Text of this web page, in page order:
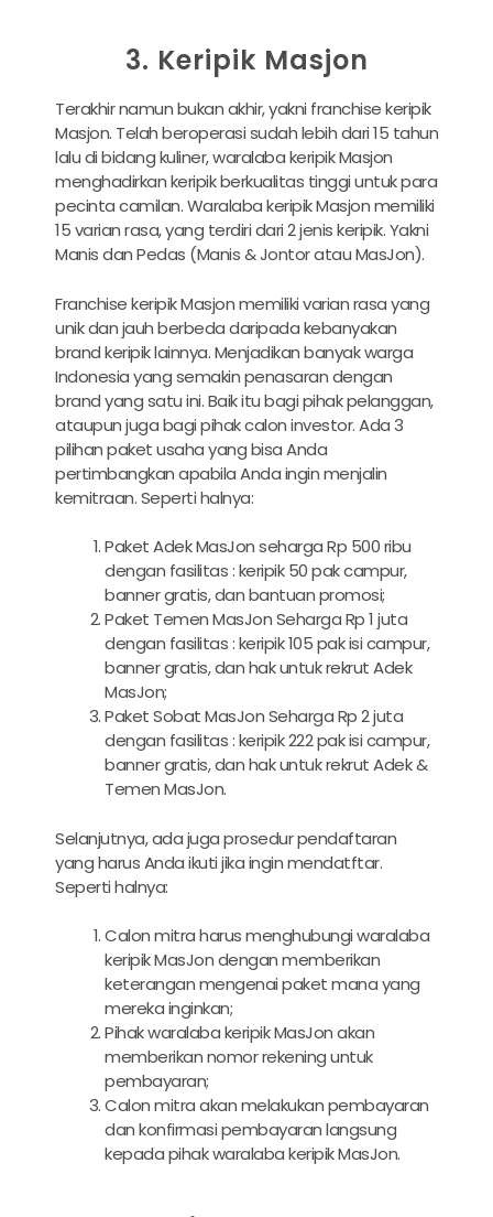
3. Keripik Masjon
Terakhir namun bukan akhir, yakni franchise keripik
Masjon. Telah beroperasi sudah lebih dari 15 tahun
lalu di bidang kuliner, waralaba keripik Masjon
menghadirkan keripik berkualitas tinggi untuk para
pecinta camilan. Waralaba keripik Masjon memiliki
15 varian rasa, yang terdiri dari 2 jenis keripik. Yakni
Manis dan Pedas (Manis & Jontor atau MasJon).
Franchise keripik Masjon memiliki varian rasa yang
unik dan jauh berbeda daripada kebanyakan
brand keripik lainnya. Menjadikan banyak warga
Indonesia yang semakin penasaran dengan
brand yang satu ini. Baik itu bagi pihak pelanggan,
ataupun juga bagi pihak calon investor. Ada 3
pilihan paket usaha yang bisa Anda
pertimbangkan apabila Anda ingin menjalin
kemitraan. Seperti halnya:
Paket Adek MasJon seharga Rp 500 ribu
dengan fasilitas : keripik 50 pak campur,
banner gratis, dan bantuan promosi;
Paket Temen MasJon Seharga Rp 1 juta
dengan fasilitas : keripik 105 pak isi campur,
banner gratis, dan hak untuk rekrut Adek
MasJon;
Paket Sobat MasJon Seharga Rp 2 juta
dengan fasilitas : keripik 222 pak isi campur,
banner gratis, dan hak untuk rekrut Adek &
Temen MasJon.
Selanjutnya, ada juga prosedur pendaftaran
yang harus Anda ikuti jika ingin mendatftar.
Seperti halnya:
Calon mitra harus menghubungi waralaba
keripik MasJon dengan memberikan
keterangan mengenai paket mana yang
mereka inginkan;
Pihak waralaba keripik MasJon akan
memberikan nomor rekening untuk
pembayaran;
Calon mitra akan melakukan pembayaran
dan konfirmasi pembayaran langsung
kepada pihak waralaba keripik MasJon.